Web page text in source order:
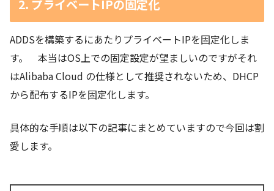
2. プライベートIPの固定化
ADDSを構築するにあたりプライベートIPを固定化しま
す。 本当はOS上での固定設定が望ましいのですがそれ
はAlibaba Cloud の仕様として推奨されないため、DHCP
から配布するIPを固定化します。
具体的な手順は以下の記事にまとめていますので今回は割
愛します。